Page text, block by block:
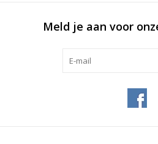
Meld je aan voor